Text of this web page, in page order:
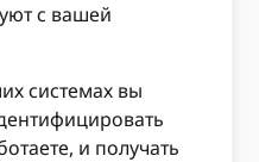
с вашей
системах вы
и получать